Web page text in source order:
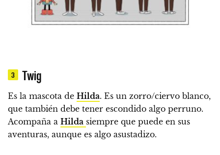
3 Twig
Es la mascota de Hilda. Es un zorro/ciervo blanco,
que también debe tener escondido algo perruno.
Acompaña a Hilda siempre que puede en sus
aventuras, aunque es algo asustadizo.